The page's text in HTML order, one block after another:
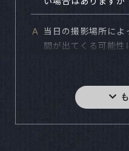
Ａ 当日の撮影場所に
間が出てくる可能
下さい。